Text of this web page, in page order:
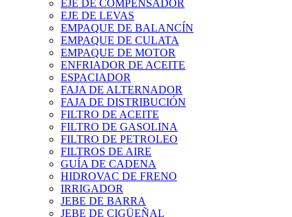
EJE DE COMPENSADOR
EJE DE LEVAS
EMPAQUE DE BALANCÍN
EMPAQUE DE CULATA
EMPAQUE DE MOTOR
ENFRIADOR DE ACEITE
ESPACIADOR
FAJA DE ALTERNADOR
FAJA DE DISTRIBUCIÓN
FILTRO DE ACEITE
FILTRO DE GASOLINA
FILTRO DE PETROLEO
FILTROS DE AIRE
GUÍA DE CADENA
HIDROVAC DE FRENO
IRRIGADOR
JEBE DE BARRA
JEBE DE CIGÜEÑAL